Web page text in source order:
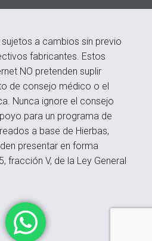
a cambios sin previo
fabricantes. Estos
NO pretenden suplir
de consejo médico o el
Nunca ignore el consejo
para un programa de
a base de Hierbas,
presentar en forma
V, de la Ley General